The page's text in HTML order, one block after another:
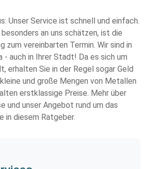
Unser Service ist schnell und einfach.
an uns schätzen, ist die
zum vereinbarten Termin. Wir sind in
- auch in Ihrer Stadt! Da es sich um
erhalten Sie in der Regel sogar Geld
und große Mengen von Metallen
erstklassige Preise. Mehr über
und unser Angebot rund um das
in diesem Ratgeber.